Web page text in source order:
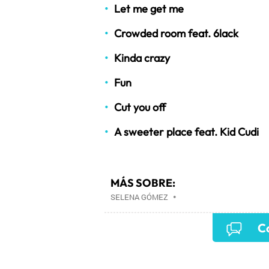
Let me get me
Crowded room feat. 6lack
Kinda crazy
Fun
Cut you off
A sweeter place feat. Kid Cudi
MÁS SOBRE:
SELENA GÓMEZ •